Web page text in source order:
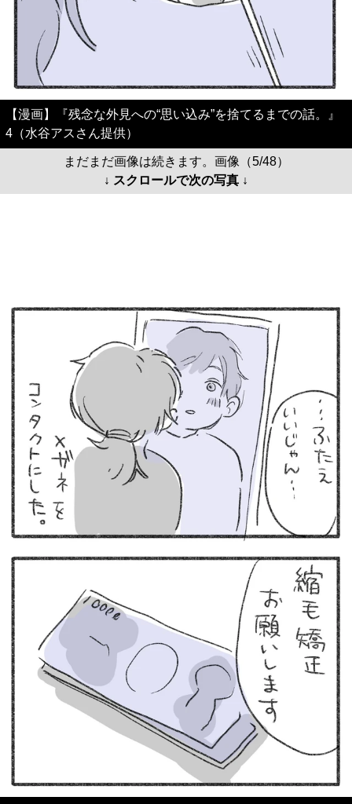
【漫画】『残念な外見への“思い込み”を捨てるまでの話。』
4（水谷アスさん提供）
まだまだ画像は続きます。画像（5/48）
↓ スクロールで次の写真 ↓